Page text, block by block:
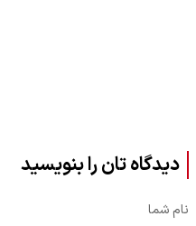
دیدگاه تان را بنویسید
نام شما